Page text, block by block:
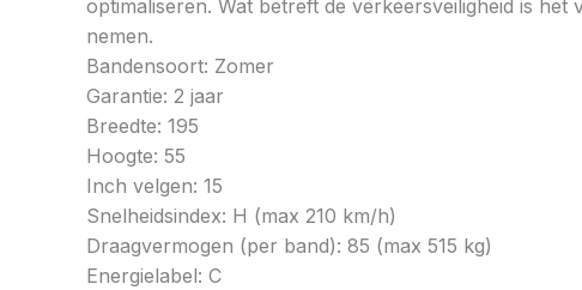
optimaliseren. Wat betreft de verkeersveiligheid is
nemen.
Bandensoort: Zomer
Garantie: 2 jaar
Breedte: 195
Hoogte: 55
Inch velgen: 15
Snelheidsindex: H (max 210 km/h)
Draagvermogen (per band): 85 (max 515 kg)
Energielabel: C